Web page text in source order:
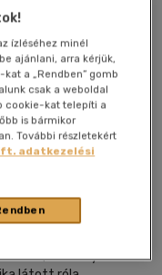
Megosztom
tükör, és tíz nyelvre le
ízléséhez minél
ajánlani, arra kérjük,
a „Rendben” gomb
csak a weboldal
cookie-kat telepíti a
is bármikor
További részletekért
adatkezelési